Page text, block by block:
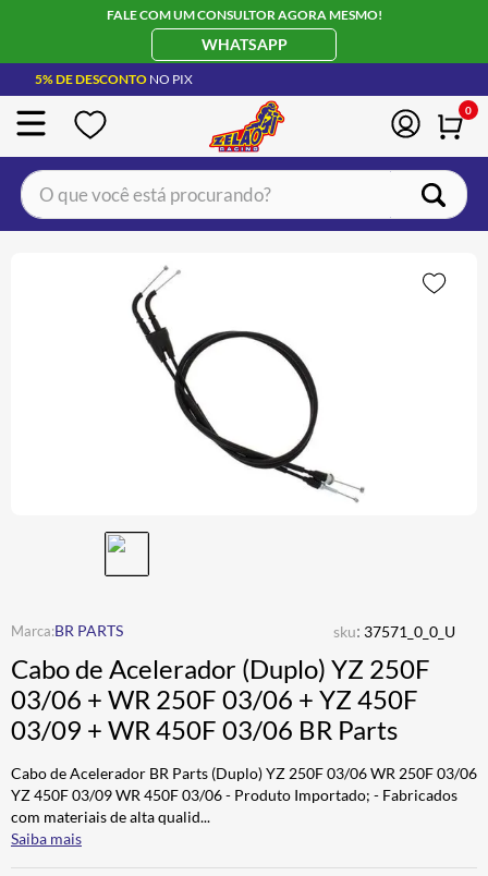
FALE COM UM CONSULTOR AGORA MESMO!
WHATSAPP
5% DE DESCONTO NO PIX
0
O que você está procurando?
BR PARTS sku: 37571_0_0_U
Cabo de Acelerador (Duplo) YZ 250F
03/06 + WR 250F 03/06 + YZ 450F
03/09 + WR 450F 03/06 BR Parts
Cabo de Acelerador BR Parts (Duplo) YZ 250F 03/06 WR 250F 03/06
YZ 450F 03/09 WR 450F 03/06 - Produto Importado; - Fabricados
com materiais de alta qualid...
Saiba mais
CAPACETE LS2
ÓCULOS SOLAR
ALPINESTAR
AIROH